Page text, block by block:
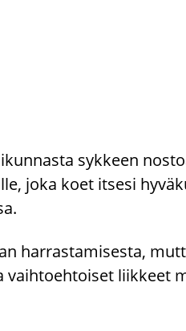
syk­keen
joka koet it­se­si
har­ras­ta­mi­ses­ta,
vaih­toeh­toi­set liik­keet